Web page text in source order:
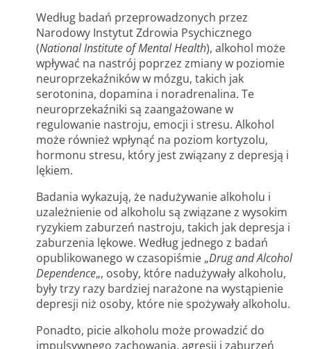
Według badań przeprowadzonych przez
Narodowy Instytut Zdrowia Psychicznego
(National Institute of Mental Health), alkohol może
wpływać na nastrój poprzez zmiany w poziomie
neuroprzekaźników w mózgu, takich jak
serotonina, dopamina i noradrenalina. Te
neuroprzekaźniki są zaangażowane w
regulowanie nastroju, emocji i stresu. Alkohol
może również wpłynąć na poziom kortyzolu,
hormonu stresu, który jest związany z depresją i
lękiem.
Badania wykazują, że nadużywanie alkoholu i
uzależnienie od alkoholu są związane z wysokim
ryzykiem zaburzeń nastroju, takich jak depresja i
zaburzenia lękowe. Według jednego z badań
opublikowanego w czasopiśmie „Drug and Alcohol
Dependence„, osoby, które nadużywały alkoholu,
były trzy razy bardziej narażone na wystąpienie
depresji niż osoby, które nie spożywały alkoholu.
Ponadto, picie alkoholu może prowadzić do
impulsywnego zachowania, agresji i zaburzeń